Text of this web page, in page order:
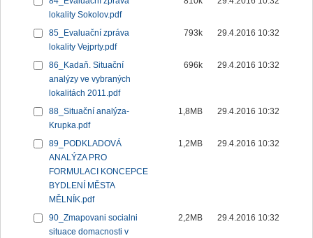
lokality Sokolov.pdf
85_Evaluační zpráva
lokality Vejprty.pdf
793k 29.4.2016 10:32
86_Kadaň. Situační
analýzy ve vybraných
lokalitách 2011.pdf
696k 29.4.2016 10:32
88_Situační analýza-
Krupka.pdf
1,8MB 29.4.2016 10:32
89_PODKLADOVÁ
ANALÝZA PRO
FORMULACI KONCEPCE
BYDLENÍ MĚSTA
MĚLNÍK.pdf
1,2MB 29.4.2016 10:32
90_Zmapovani socialni
situace domacnosti v
2,2MB 29.4.2016 10:32